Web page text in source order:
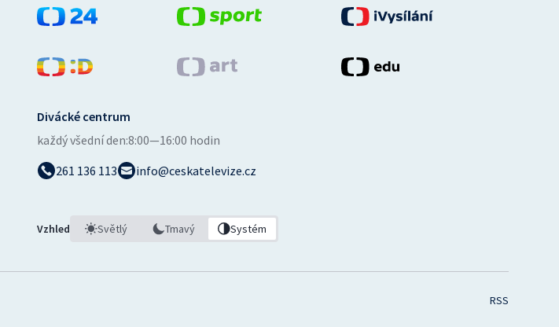
Divácké centrum
každý všední den:8:00—16:00 hodin
261 136 113
info@ceskatelevize.cz
Vzhled Světlý Tmavý Systém
RSS